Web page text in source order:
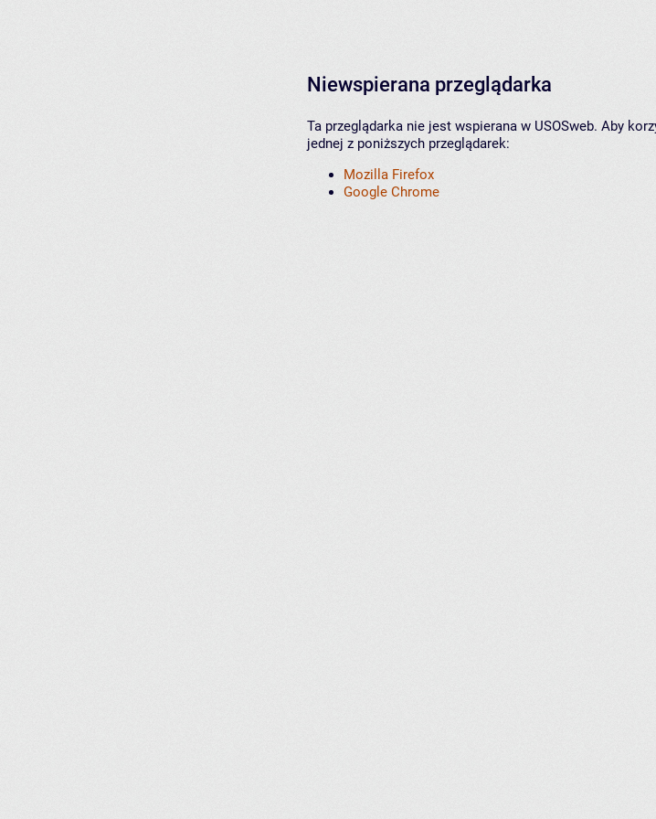
Niewspierana przeglądarka
Ta przeglądarka nie jest wspierana w USOSweb. Aby
jednej z poniższych przeglądarek:
Mozilla Firefox
Google Chrome